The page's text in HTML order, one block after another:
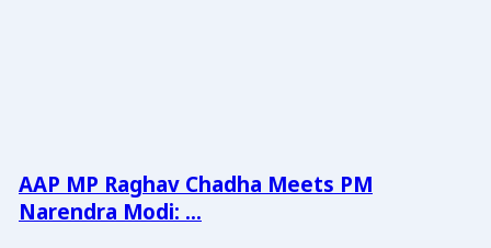
AAP MP Raghav Chadha Meets PM
Narendra Modi: ...